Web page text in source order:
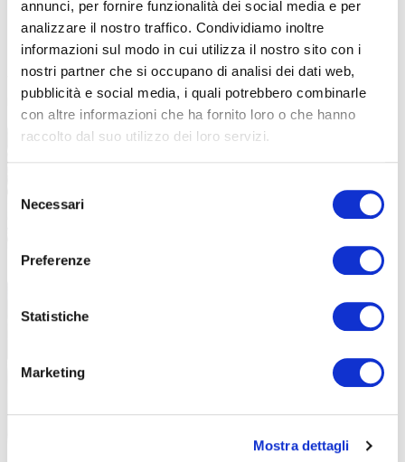
annunci, per fornire funzionalità dei social media e per
analizzare il nostro traffico. Condividiamo inoltre
informazioni sul modo in cui utilizza il nostro sito con i
nostri partner che si occupano di analisi dei dati web,
pubblicità e social media, i quali potrebbero combinarle
con altre informazioni che ha fornito loro o che hanno
raccolto dal suo utilizzo dei loro servizi.
delNecessari
Preferenze
Statistiche
Marketing
Mostra dettagli
Dal punto di vista industriale, Second Chance rappresenta un
esempio virtuoso di responsabilità applicata. Ciò che non può
essere venduto diventa risorsa. L’imperfezione si trasforma in
valore.Le selle Selle Royal entrano in un processo artigianale che
restituisce biciclette funzionanti, sicure e accessibili.